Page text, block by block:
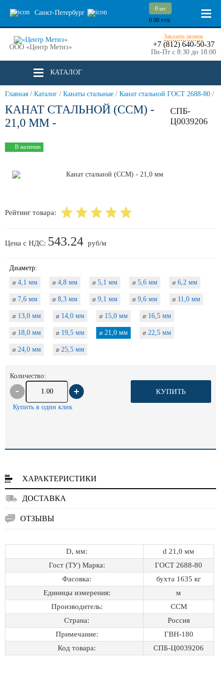
Санкт-Петербург
0 шт.
0.00 РУБ.
ООО «Центр Метиз»
Заказать звонок
+7 (812) 640-50-37
Пн-Пт с 8:30 до 18:00
КАТАЛОГ
Главная / Каталог / Канаты стальные / Канат стальной ГОСТ 2688-80 /
КАНАТ СТАЛЬНОЙ (ССМ) -
21,0 ММ -
СПБ-
Ц0039206
В наличии
Рейтинг товара:
Цена с НДС: 543.24 руб/м
Диаметр:
⌀ 4,1 мм ⌀ 4,8 мм ⌀ 5,1 мм ⌀ 5,6 мм ⌀ 6,2 мм
⌀ 7,6 мм ⌀ 8,3 мм ⌀ 9,1 мм ⌀ 9,6 мм ⌀ 11,0 мм
⌀ 13,0 мм ⌀ 14,0 мм ⌀ 15,0 мм ⌀ 16,5 мм
⌀ 18,0 мм ⌀ 19,5 мм ⌀ 21,0 мм ⌀ 22,5 мм
⌀ 24,0 мм ⌀ 25,5 мм
Количество:
КУПИТЬ
Купить в один клик
ХАРАКТЕРИСТИКИ
ДОСТАВКА
ОТЗЫВЫ
D, мм:
d 21,0 мм
Гост (ТУ) Марка:
ГОСТ 2688-80
Фасовка:
бухта 1635 кг
Единицы измерения:
м
Производитель:
ССМ
Страна:
Россия
Примечание:
ГВН-180
Код товара:
СПБ-Ц0039206